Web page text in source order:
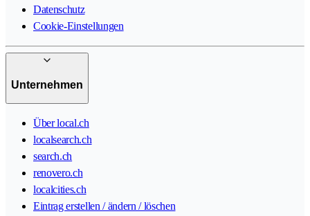
Datenschutz
Cookie-Einstellungen
Unternehmen
Über local.ch
localsearch.ch
search.ch
renovero.ch
localcities.ch
Eintrag erstellen / ändern / löschen